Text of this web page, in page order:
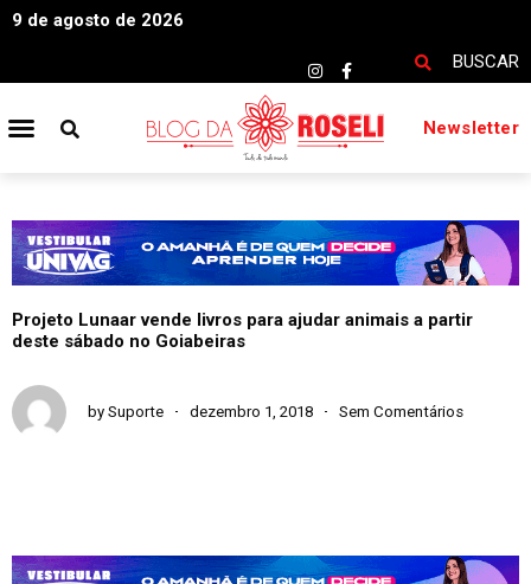
9 de agosto de 2026
BUSCAR
Newsletter
Projeto Lunaar vende livros para ajudar animais a partir
deste sábado no Goiabeiras
by Suporte dezembro 1, 2018 Sem Comentários